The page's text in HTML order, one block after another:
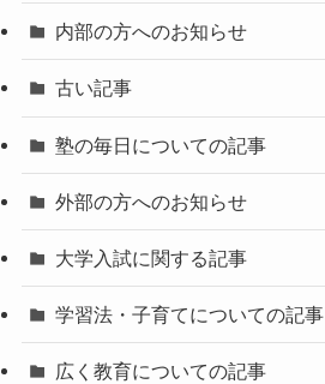
内部の方へのお知らせ
古い記事
塾の毎日についての記事
外部の方へのお知らせ
大学入試に関する記事
学習法・子育てについての記事
広く教育についての記事